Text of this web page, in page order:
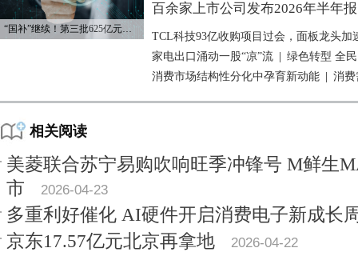
“国补”继续！第三批625亿元资金已下达
百余家上市公司发布2026年半年报
TCL科技93亿收购项目过会，面板龙头加
家电出口涌动一股“凉”流
绿色转型 全
消费市场结构性分化中孕育新动能
消费
相关阅读
美菱联合苏宁易购吹响旺季冲锋号 M鲜生
市
2026-04-23
多重利好催化 AI硬件开启消费电子新成长
京东17.57亿元北京再拿地
2026-04-22